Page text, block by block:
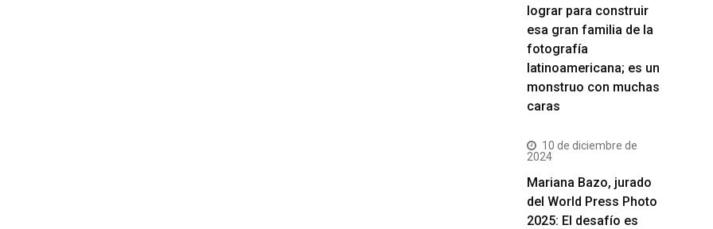
lograr para construir
esa gran familia de la
fotografía
latinoamericana; es un
monstruo con muchas
caras
10 de diciembre de
2024
Mariana Bazo, jurado
del World Press Photo
2025: El desafío es